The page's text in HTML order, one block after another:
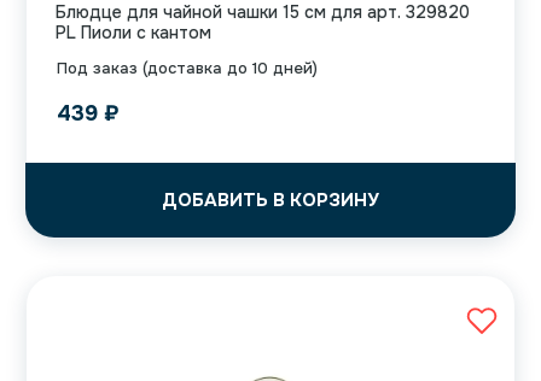
Под заказ (доставка до 10 дней)
Блюдце для чайной чашки 15 см для арт. 329820
PL Пиоли с кантом
439 ₽
ДОБАВИТЬ В КОРЗИНУ